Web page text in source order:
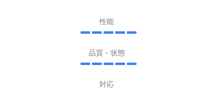
性能
品質・状態
対応